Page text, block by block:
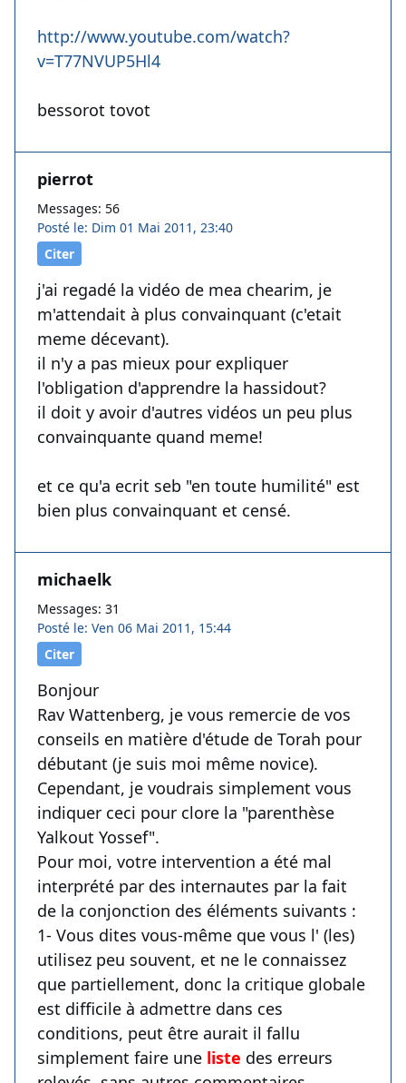
http://www.youtube.com/watch?
v=T77NVUP5Hl4
bessorot tovot
pierrot
Messages: 56
Posté le: Dim 01 Mai 2011, 23:40
Citer
j'ai regadé la vidéo de mea chearim, je
m'attendait à plus convainquant (c'etait
meme décevant).
il n'y a pas mieux pour expliquer
l'obligation d'apprendre la hassidout?
il doit y avoir d'autres vidéos un peu plus
convainquante quand meme!
et ce qu'a ecrit seb "en toute humilité" est
bien plus convainquant et censé.
michaelk
Messages: 31
Posté le: Ven 06 Mai 2011, 15:44
Citer
Bonjour
Rav Wattenberg, je vous remercie de vos
conseils en matière d'étude de Torah pour
débutant (je suis moi même novice).
Cependant, je voudrais simplement vous
indiquer ceci pour clore la "parenthèse
Yalkout Yossef".
Pour moi, votre intervention a été mal
interprété par des internautes par la fait
de la conjonction des éléments suivants :
1- Vous dites vous-même que vous l' (les)
utilisez peu souvent, et ne le connaissez
que partiellement, donc la critique globale
est difficile à admettre dans ces
conditions, peut être aurait il fallu
simplement faire une liste des erreurs